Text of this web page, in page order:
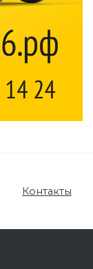
Контакты